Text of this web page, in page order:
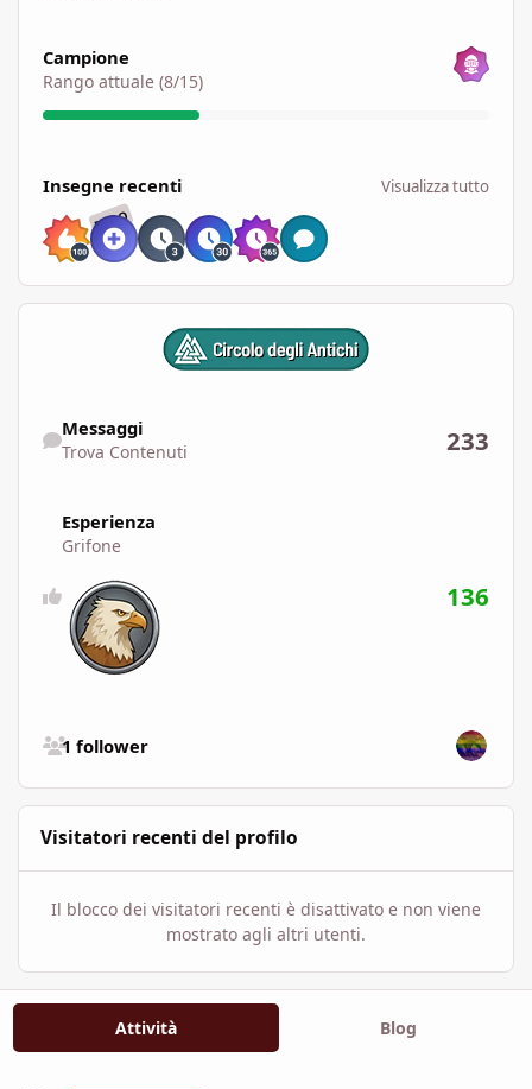
Campione
Rango attuale (8/15)
Insegne recenti Visualizza tutto
RARO
Messaggi
Trova Contenuti 233
Esperienza
Grifone
136
1 follower
Visitatori recenti del profilo
Il blocco dei visitatori recenti è disattivato e non viene
mostrato agli altri utenti.
Attività Blog